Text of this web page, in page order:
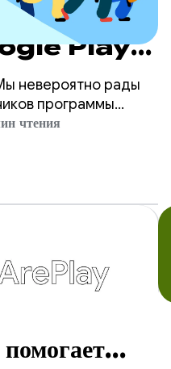
Play
невероятно рады
программы
2026 года.
чтения